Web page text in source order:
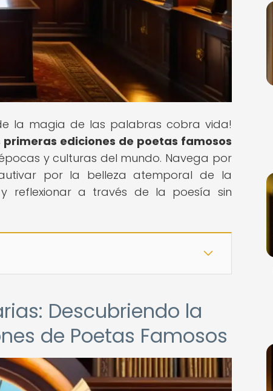
la magia de las palabras cobra vida!
ediciones de poetas famosos
y culturas del mundo. Navega por
por la belleza atemporal de la
reflexionar a través de la poesía sin
Descubriendo la
de Poetas Famosos